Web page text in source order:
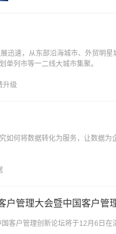
迅速，从东部沿海城市、外贸明
单列市等一二线大城市集聚。
升级
如何将数据转化为服务，让数据
户管理大会暨中国客户管
客户管理创新论坛将于12月6日在